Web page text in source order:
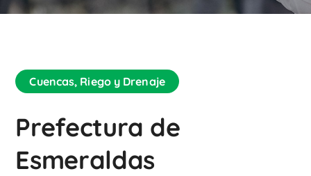
Cuencas, Riego y Drenaje
Prefectura de
Esmeraldas